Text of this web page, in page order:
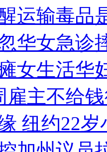
运输毒品
华女急诊
女生活华
雇主不给
纽约22